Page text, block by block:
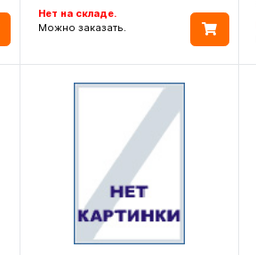
Нет на складе.
Можно заказать.